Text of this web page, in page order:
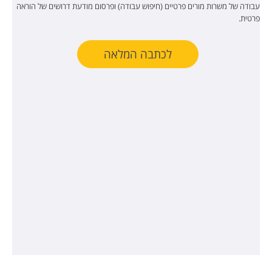
עבודה של משרות מורים פרטיים (חיפוש עבודה) ופרסום מודעת דרושים של הוראה
פרטית.
לכתבה המלאה